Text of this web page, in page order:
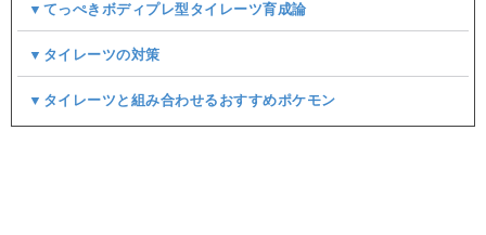
▼てっぺきボディプレ型タイレーツ育成論
▼タイレーツの対策
▼タイレーツと組み合わせるおすすめポケモン